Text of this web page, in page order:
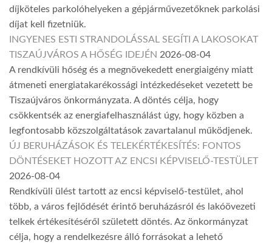
díjköteles parkolóhelyeken a gépjárművezetőknek parkolási
díjat kell fizetniük.
INGYENES ESTI STRANDOLÁSSAL SEGÍTI A LAKOSOKAT
TISZAÚJVÁROS A HŐSÉG IDEJÉN 2026-08-04
A rendkívüli hőség és a megnövekedett energiaigény miatt
átmeneti energiatakarékossági intézkedéseket vezetett be
Tiszaújváros önkormányzata. A döntés célja, hogy
csökkentsék az energiafelhasználást úgy, hogy közben a
legfontosabb közszolgáltatások zavartalanul működjenek.
ÚJ BERUHÁZÁSOK ÉS TELEKÉRTÉKESÍTÉS: FONTOS
DÖNTÉSEKET HOZOTT AZ ENCSI KÉPVISELŐ-TESTÜLET
2026-08-04
Rendkívüli ülést tartott az encsi képviselő-testület, ahol
több, a város fejlődését érintő beruházásról és lakóövezeti
telkek értékesítéséről született döntés. Az önkormányzat
célja, hogy a rendelkezésre álló forrásokat a lehető